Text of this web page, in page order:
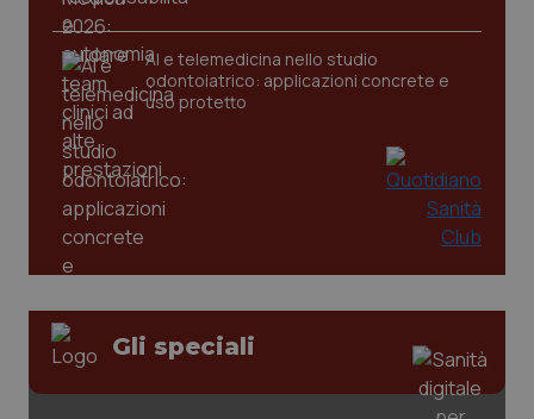
AI e telemedicina nello studio
odontoiatrico: applicazioni concrete e
uso protetto
Gli speciali
tracking-enable